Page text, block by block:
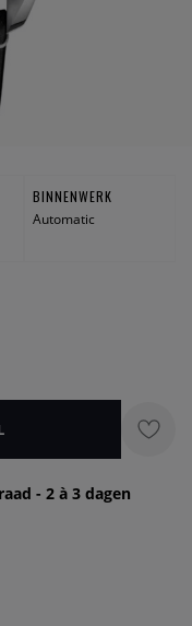
BINNENWERK
Automatic
- 2 à 3 dagen